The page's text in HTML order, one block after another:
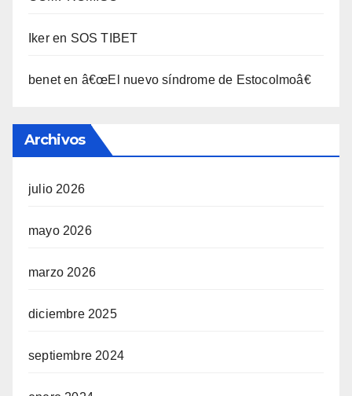
Ikeren SOS TIBET
beneten â€œEl nuevo sí­ndrome de Estocolmoâ€
Archivos
julio 2026
mayo 2026
marzo 2026
diciembre 2025
septiembre 2024